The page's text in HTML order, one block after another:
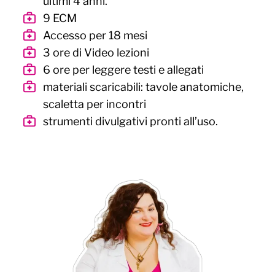
9 ECM
Accesso per 18 mesi
3 ore di Video lezioni
6 ore per leggere testi e allegati
materiali scaricabili: tavole anatomiche,
scaletta per incontri
strumenti divulgativi pronti all’uso.